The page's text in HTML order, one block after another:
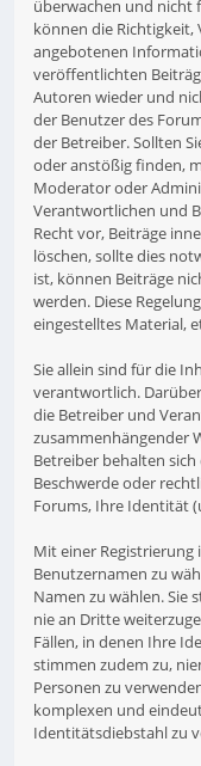
überwachen und nicht
können die
angebotenen
veröffentlichten
Autoren wieder und
der Benutzer des
der Betreiber. Sollten
oder anstößig finden,
Moderator oder
Verantwortlichen und
Recht vor, Beiträge
löschen, sollte dies
ist, können Beiträge
werden. Diese
eingestelltes Material,
Sie allein sind für die
verantwortlich.
die Betreiber und
zusammenhängender
Betreiber behalten
Beschwerde oder
Forums, Ihre Identität
Mit einer Registrierung
Benutzernamen zu
Namen zu wählen. Sie
nie an Dritte
Fällen, in denen Ihre
stimmen zudem zu,
Personen zu
komplexen und
Identitätsdiebstahl zu